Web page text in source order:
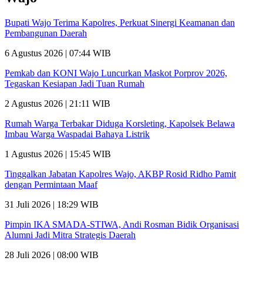
Bupati Wajo Terima Kapolres, Perkuat Sinergi Keamanan dan
Pembangunan Daerah
6 Agustus 2026 | 07:44 WIB
Pemkab dan KONI Wajo Luncurkan Maskot Porprov 2026,
Tegaskan Kesiapan Jadi Tuan Rumah
2 Agustus 2026 | 21:11 WIB
Rumah Warga Terbakar Diduga Korsleting, Kapolsek Belawa
Imbau Warga Waspadai Bahaya Listrik
1 Agustus 2026 | 15:45 WIB
Tinggalkan Jabatan Kapolres Wajo, AKBP Rosid Ridho Pamit
dengan Permintaan Maaf
31 Juli 2026 | 18:29 WIB
Pimpin IKA SMADA-STIWA, Andi Rosman Bidik Organisasi
Alumni Jadi Mitra Strategis Daerah
28 Juli 2026 | 08:00 WIB